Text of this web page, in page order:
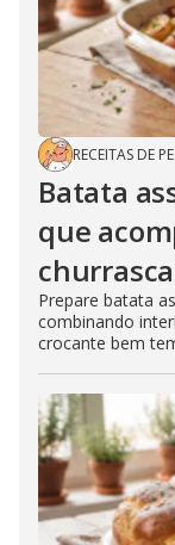
RECEITAS DE
Batata
que
Prepare batata
combinando
crocante bem